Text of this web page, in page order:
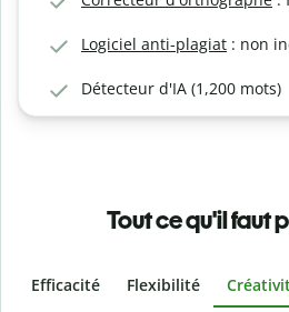
Logiciel anti-plagiat : non
Détecteur d'IA (1,200 mots)
Tout ce qu'il faut
Efficacité Flexibilité